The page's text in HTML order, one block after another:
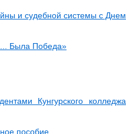
и судебной системы с Днем
Была Победа»
Кунгурского колледжа
пособие